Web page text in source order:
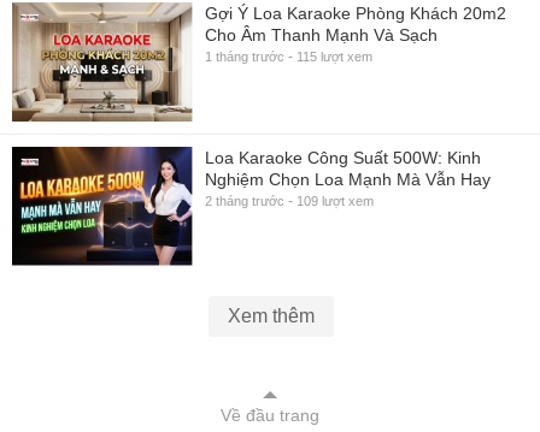
Gợi Ý Loa Karaoke Phòng Khách 20m2
Cho Âm Thanh Mạnh Và Sạch
1 tháng trước - 115 lượt xem
Loa Karaoke Công Suất 500W: Kinh
Nghiệm Chọn Loa Mạnh Mà Vẫn Hay
2 tháng trước - 109 lượt xem
Xem thêm
Về đầu trang